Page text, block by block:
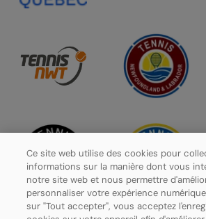
Ce site web utilise des cookies pour
informations sur la manière dont vous
notre site web et nous permettre
personnaliser votre expérience
sur "Tout accepter", vous acceptez